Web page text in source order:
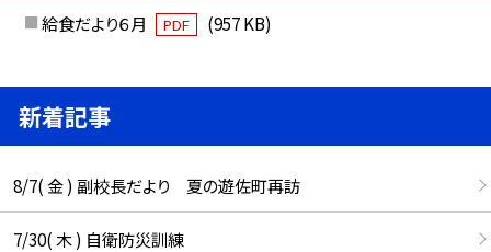
給食だより６月 PDF (957 KB)
新着記事
8/7( 金 ) 副校長だより 夏の遊佐町再訪
7/30( 木 ) 自衛防災訓練